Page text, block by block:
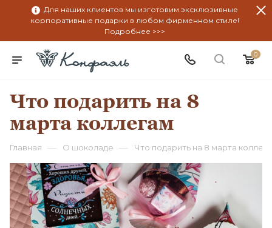
Для наших клиентов мы изготовим эксклюзивные
корпоративные подарки в любом фирменном стиле!
Подробнее >>>
0
Что подарить на 8
марта коллегам
Главная — О шоколаде — Что подарить на 8 марта